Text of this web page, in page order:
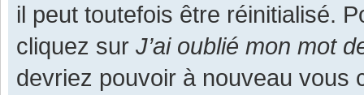
il peut toutefois être réinitialisé.
cliquez sur J’ai oublié mon mot
devriez pouvoir à nouveau vous